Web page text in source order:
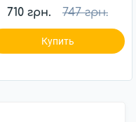
710 грн. 747 грн.
Купить